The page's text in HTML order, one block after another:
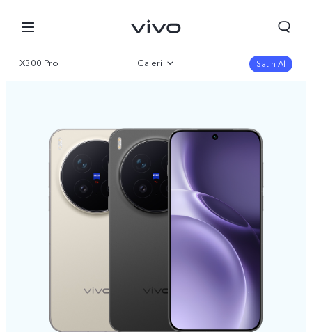
X300 Pro Galeri
Parametre
Satın Al